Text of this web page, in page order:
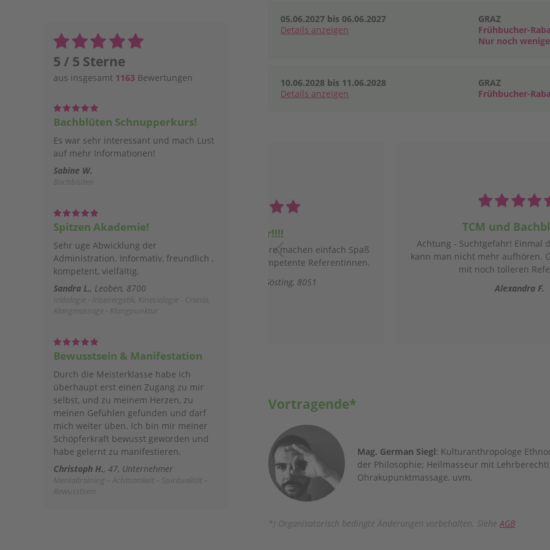
05.06.2027 bis 06.06.2027
Details anzeigen
GRAZ
Frühbucher-
Nur noch
10.06.2028 bis 11.06.2028
Details anzeigen
GRAZ
Frühbucher-
machen einfach Spaß
kompetente Referentinnen.
TCM und Bachblüten
kann man nicht mehr aufhören. Ganz tolle Seminare
mit noch tolleren Referenten.
Alexandra F.
Organisation, Inhalt,
empfehlenswert,
Vortragende*
Mag. German Siegl: Kulturanthropologe
der Philosophie; Heilmasseur mit
Ohrakupunktmassage, uvm.
*) Organisatorisch bedingte Änderungen vorbehalten. Siehe AGB
5 / 5 Sterne
aus insgesamt 1163 Bewertungen
Bachblüten Schnupperkurs!
Es war sehr interessant und mach Lust
auf mehr Informationen!
Sabine W.
Bachblüten
Spitzen Akademie!
Sehr uge Abwicklung der
Administration. Informativ, freundlich ,
kompetent, vielfältig.
Sandra L. Leoben, 8700
Iridologie - Irisenergetik, Kinesiologie - Cranio,
Klangmassage - Klangpunktur
Bewusstsein & Manifestation
Durch die Meisterklasse habe ich
überhaupt erst einen Zugang zu mir
selbst, und zu meinem Herzen, zu
meinen Gefühlen gefunden und darf
mich weiter üben. Ich bin mir meiner
Schöpferkraft bewusst geworden und
habe gelernt zu manifestieren.
Christoph H. 47, Unternehmer
Mentaltraining – Achtsamkeit – Spiritualität –
Bewusstsein